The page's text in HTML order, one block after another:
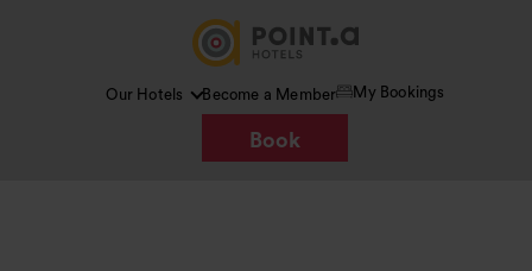
Our Hotels Become a Member My Bookings
Book